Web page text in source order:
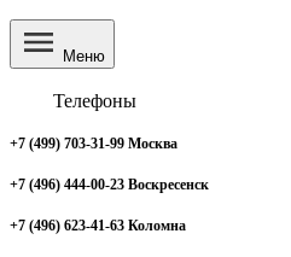
Меню
Телефоны
+7 (499) 703-31-99 Москва
+7 (496) 444-00-23 Воскресенск
+7 (496) 623-41-63 Коломна